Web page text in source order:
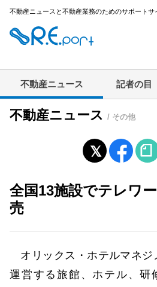
不動産ニュースと不動産業務のためのサポートサ
不動産ニュース 記者の目
不動産ニュース / その他
全国13施設でテレワ
売
オリックス・ホテルマネジ
運営する旅館、ホテル、研